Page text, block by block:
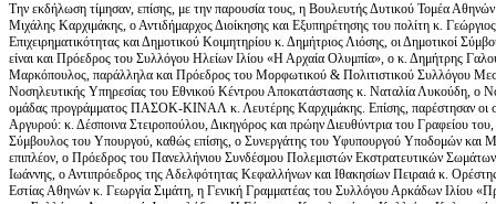
Την εκδήλωση τίμησαν, επίσης, με την παρουσία τους, η Βουλευτής Δυτικού Τομέα
Μιχάλης Καρχιμάκης, ο Αντιδήμαρχος Διοίκησης και Εξυπηρέτησης του πολίτη κ.
Επιχειρηματικότητας και Δημοτικού Κοιμητηρίου κ. Δημήτριος Λιόσης, οι Δημοτικοί
είναι και Πρόεδρος του Συλλόγου Ηλείων Ιλίου «Η Αρχαία Ολυμπία», ο κ. Δημήτρης
Μαρκόπουλος, παράλληλα και Πρόεδρος του Μορφωτικού & Πολιτιστικού Συλλόγου
Νοσηλευτικής Υπηρεσίας του Εθνικού Κέντρου Αποκατάστασης κ. Ναταλία Λυκούδη, ο
ομάδας προγράμματος ΠΑΣΟΚ-ΚΙΝΑΛ κ. Λευτέρης Καρχιμάκης. Επίσης, παρέστησαν οι
Αργυρού: κ. Δέσποινα Στειροπούλου, Δικηγόρος και πρώην Διευθύντρια του Γραφείου
Σύμβουλος του Υπουργού, καθώς επίσης, ο Συνεργάτης του Υφυπουργού Υποδομών και
επιπλέον, ο Πρόεδρος του Πανελλήνιου Συνδέσμου Πολεμιστών Εκστρατευτικών
Ιωάννης, ο Αντιπρόεδρος της Αδελφότητας Κεφαλλήνων και Ιθακησίων Πειραιά κ.
Εστίας Αθηνών κ. Γεωργία Σιμάτη, η Γενική Γραμματέας του Συλλόγου Αρκάδων Ιλίου